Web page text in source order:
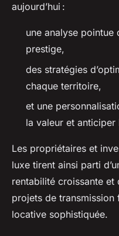
aujourd’hui :
une analyse
prestige,
des stratégies
chaque territoire,
et une
la valeur et
Les propriétaires et
luxe tirent ainsi parti
rentabilité croissante et
projets de
locative sophistiquée.